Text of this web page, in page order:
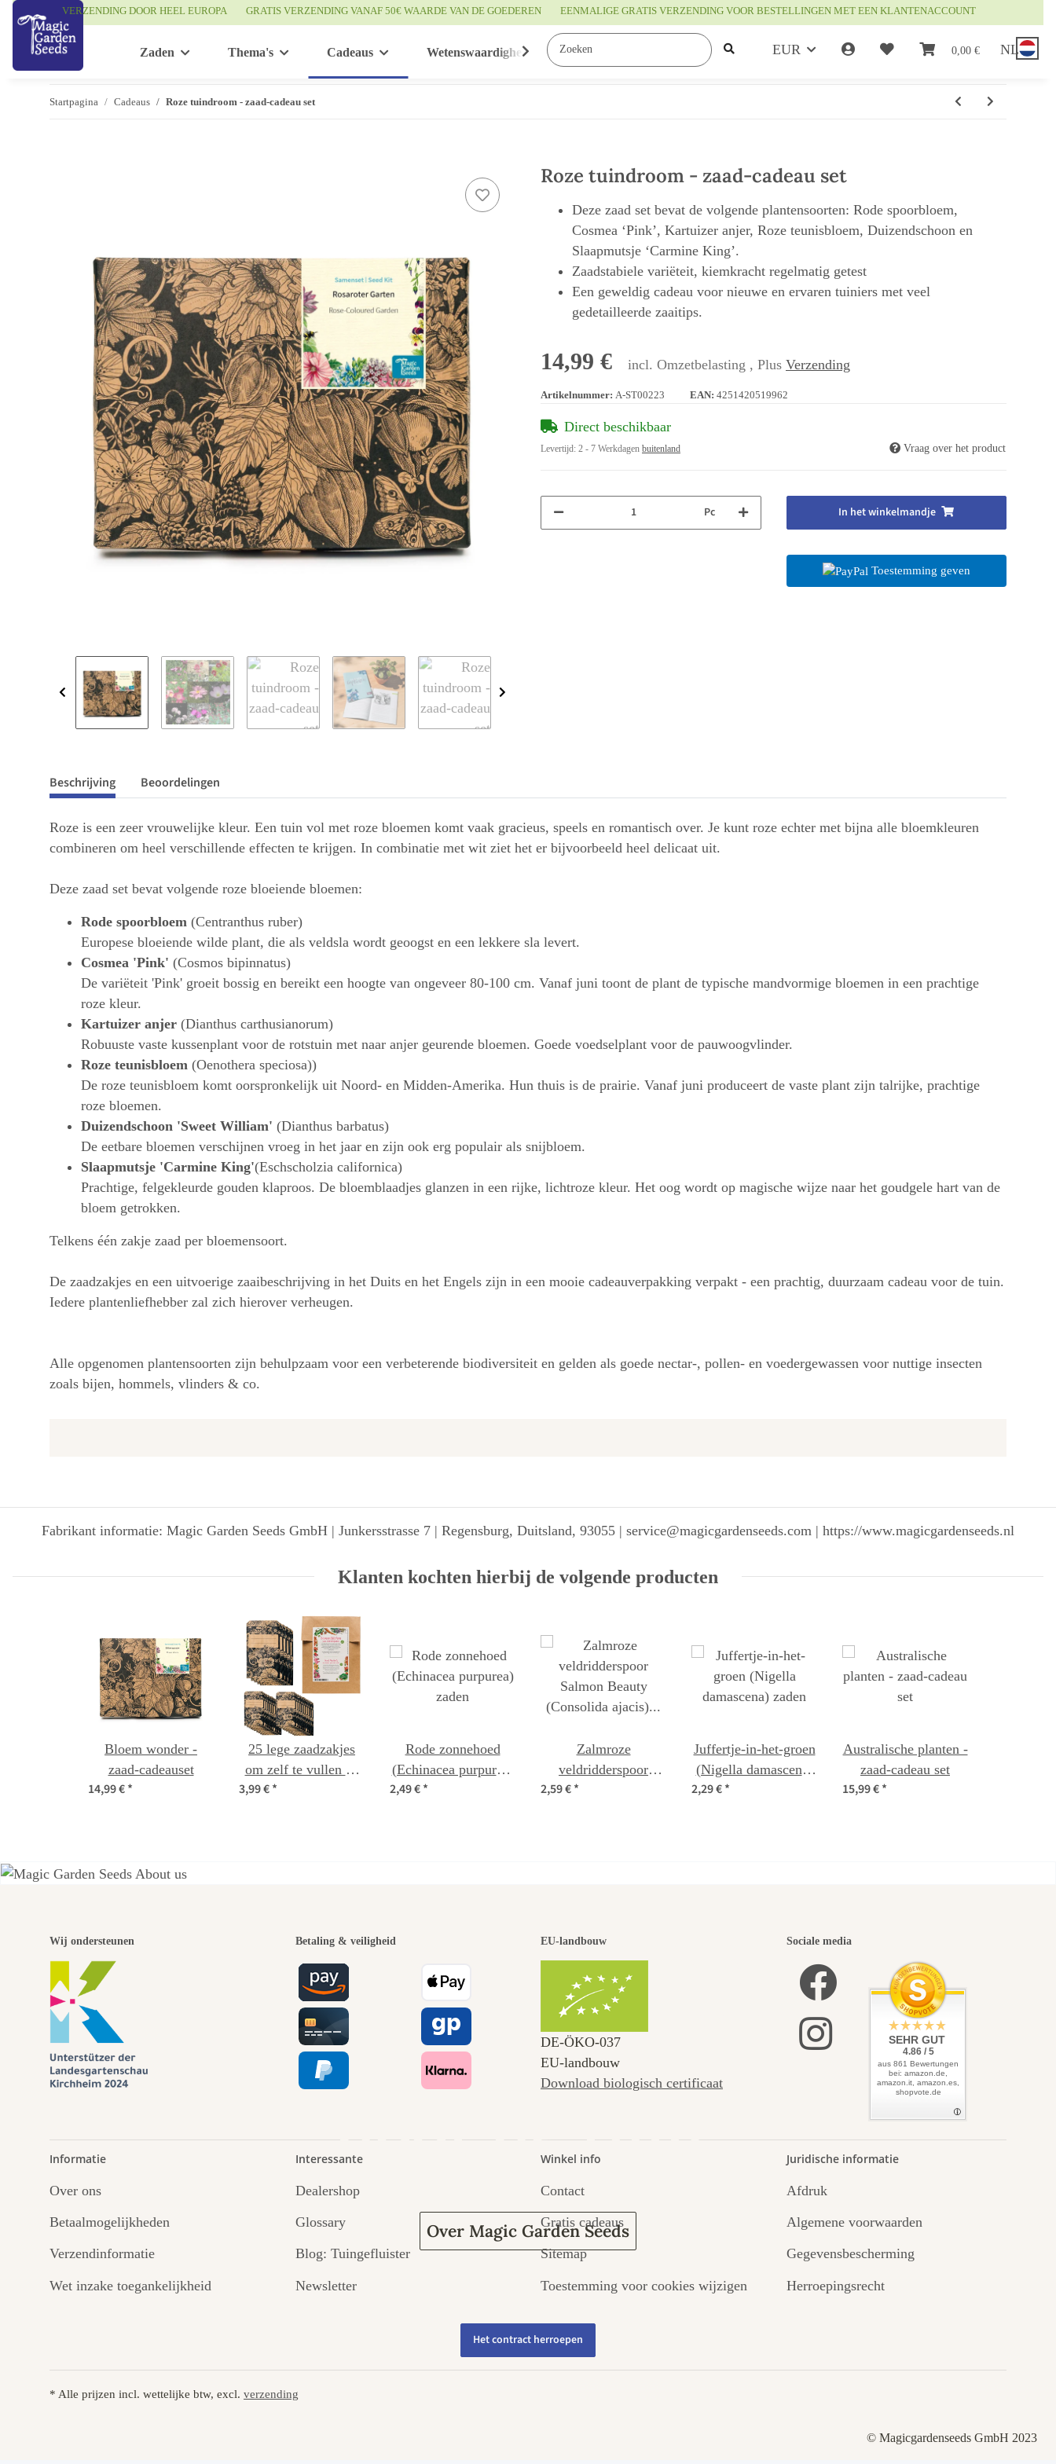
VERZENDING DOOR HEEL EUROPA GRATIS VERZENDING VANAF 50€ WAARDE VAN DE GOEDEREN EENMALIGE GRATIS VERZENDING VOOR BESTELLINGEN MET EEN KLANTENACCOUNT
EUR 0,00 € NL
Zaden Thema's Cadeaus Wetenswaardigheden
Startpagina Cadeaus Roze tuindroom - zaad-cadeau set
Roze tuindroom - zaad-cadeau set
Deze zaad set bevat de volgende plantensoorten: Rode spoorbloem,
Cosmea ‘Pink’, Kartuizer anjer, Roze teunisbloem, Duizendschoon en
Slaapmutsje ‘Carmine King’.
Zaadstabiele variëteit, kiemkracht regelmatig getest
Een geweldig cadeau voor nieuwe en ervaren tuiniers met veel
gedetailleerde zaaitips.
14,99 € incl. Omzetbelasting , Plus Verzending
Artikelnummer: A-ST00223 EAN: 4251420519962
Direct beschikbaar
Levertijd: 2 - 7 Werkdagen buitenland Vraag over het product
Pc In het winkelmandje
Toestemming geven
Beschrijving Beoordelingen
Roze is een zeer vrouwelijke kleur. Een tuin vol met roze bloemen komt vaak gracieus, speels en romantisch over. Je kunt roze echter met bijna alle bloemkleuren
combineren om heel verschillende effecten te krijgen. In combinatie met wit ziet het er bijvoorbeeld heel delicaat uit.
Deze zaad set bevat volgende roze bloeiende bloemen:
Rode spoorbloem (Centranthus ruber)
Europese bloeiende wilde plant, die als veldsla wordt geoogst en een lekkere sla levert.
Cosmea 'Pink' (Cosmos bipinnatus)
De variëteit 'Pink' groeit bossig en bereikt een hoogte van ongeveer 80-100 cm. Vanaf juni toont de plant de typische mandvormige bloemen in een prachtige
roze kleur.
Kartuizer anjer (Dianthus carthusianorum)
Robuuste vaste kussenplant voor de rotstuin met naar anjer geurende bloemen. Goede voedselplant voor de pauwoogvlinder.
Roze teunisbloem (Oenothera speciosa))
De roze teunisbloem komt oorspronkelijk uit Noord- en Midden-Amerika. Hun thuis is de prairie. Vanaf juni produceert de vaste plant zijn talrijke, prachtige
roze bloemen.
Duizendschoon 'Sweet William' (Dianthus barbatus)
De eetbare bloemen verschijnen vroeg in het jaar en zijn ook erg populair als snijbloem.
Slaapmutsje 'Carmine King'(Eschscholzia californica)
Prachtige, felgekleurde gouden klaproos. De bloemblaadjes glanzen in een rijke, lichtroze kleur. Het oog wordt op magische wijze naar het goudgele hart van de
bloem getrokken.
Telkens één zakje zaad per bloemensoort.
De zaadzakjes en een uitvoerige zaaibeschrijving in het Duits en het Engels zijn in een mooie cadeauverpakking verpakt - een prachtig, duurzaam cadeau voor de tuin.
Iedere plantenliefhebber zal zich hierover verheugen.
Alle opgenomen plantensoorten zijn behulpzaam voor een verbeterende biodiversiteit en gelden als goede nectar-, pollen- en voedergewassen voor nuttige insecten
zoals bijen, hommels, vlinders & co.
Fabrikant informatie: Magic Garden Seeds GmbH | Junkersstrasse 7 | Regensburg, Duitsland, 93055 | service@magicgardenseeds.com | https://www.magicgardenseeds.nl
Klanten kochten hierbij de volgende producten
Bloem wonder -
zaad-cadeauset
14,99 €*
25 lege zaadzakjes
om zelf te vullen en
te beschrijven van
3,99 €*
Rode zonnehoed
(Echinacea purpurea)
2,49 €*
Zalmroze
veldridderspoor
'Salmon Beauty'
2,59 €*
Juffertje-in-het-groen
(Nigella damascena)
2,29 €*
Australische planten -
zaad-cadeau set
15,99 €*
Een van de mooiste
paden naar onszelf leidt
door de tuin.
Over Magic Garden Seeds
Wij ondersteunen Betaling & veiligheid EU-landbouw
DE‑ÖKO‑037
EU-landbouw
Download biologisch certificaat
Sociale media
SEHR GUT
4.86 / 5
aus 861 Bewertungen
bei: amazon.de,
amazon.it, amazon.es,
shopvote.de
Informatie
Over ons
Betaalmogelijkheden
Verzendinformatie
Wet inzake toegankelijkheid
Interessante
Dealershop
Glossary
Blog: Tuingefluister
Newsletter
Winkel info
Contact
Gratis cadeaus
Sitemap
Toestemming voor cookies wijzigen
Juridische informatie
Afdruk
Algemene voorwaarden
Gegevensbescherming
Herroepingsrecht
Het contract herroepen
* Alle prijzen incl. wettelijke btw, excl. verzending
© Magicgardenseeds GmbH 2023